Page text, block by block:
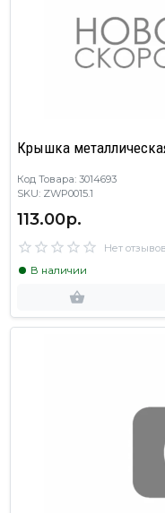
Крышка
Код Товара: 3014693
SKU: ZWP0015.1
113.00р.
Нет отзывов
В наличии